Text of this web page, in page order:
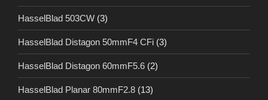
HasselBlad 503CW (3)
HasselBlad Distagon 50mmF4 CFi (3)
HasselBlad Distagon 60mmF5.6 (2)
HasselBlad Planar 80mmF2.8 (13)